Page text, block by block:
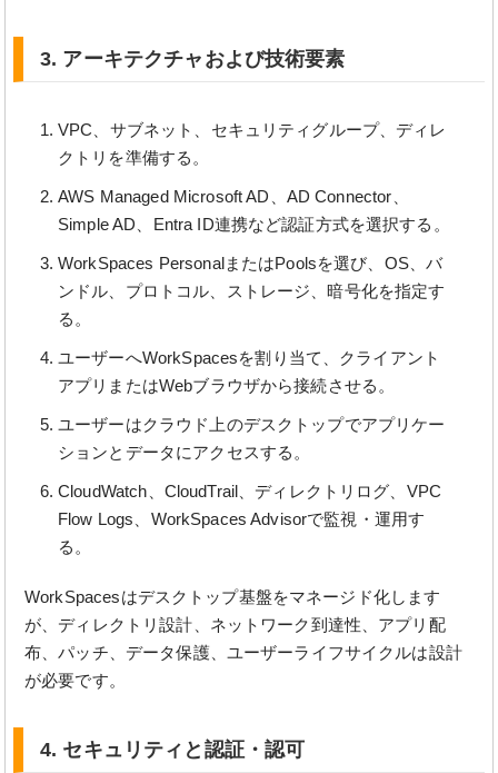
3. アーキテクチャおよび技術要素
VPC、サブネット、セキュリティグループ、ディレ
クトリを準備する。
AWS Managed Microsoft AD、AD Connector、
Simple AD、Entra ID連携など認証方式を選択する。
WorkSpaces PersonalまたはPoolsを選び、OS、バ
ンドル、プロトコル、ストレージ、暗号化を指定す
る。
ユーザーへWorkSpacesを割り当て、クライアント
アプリまたはWebブラウザから接続させる。
ユーザーはクラウド上のデスクトップでアプリケー
ションとデータにアクセスする。
CloudWatch、CloudTrail、ディレクトリログ、VPC
Flow Logs、WorkSpaces Advisorで監視・運用す
る。
WorkSpacesはデスクトップ基盤をマネージド化します
が、ディレクトリ設計、ネットワーク到達性、アプリ配
布、パッチ、データ保護、ユーザーライフサイクルは設計
が必要です。
4. セキュリティと認証・認可